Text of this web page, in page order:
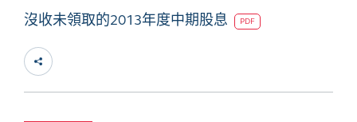
沒收未領取的2013年度中期股息 PDF